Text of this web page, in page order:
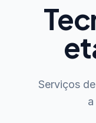
Serviços